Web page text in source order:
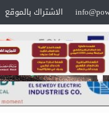
الاشتراك بالموقع